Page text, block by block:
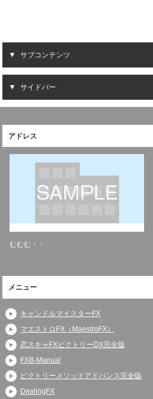
サブコンテンツ
サイドバー
アドレス
むむむ・・
メニュー
キャンドルマイスターFX
マエストロFX（MaestroFX）
恋スキャFXビクトリーDX完全版
FXB-Manual
ビクトリーメソッドアドバンス完全版
DealingFX